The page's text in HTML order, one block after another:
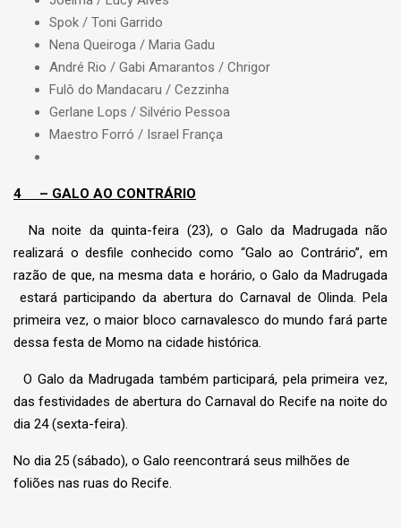
Spok / Toni Garrido
Nena Queiroga / Maria Gadu
André Rio / Gabi Amarantos / Chrigor
Fulô do Mandacaru / Cezzinha
Gerlane Lops / Silvério Pessoa
Maestro Forró / Israel França
4 – GALO AO CONTRÁRIO
Na noite da quinta-feira (23), o Galo da Madrugada não
realizará o desfile conhecido como “Galo ao Contrário”, em
razão de que, na mesma data e horário, o Galo da Madrugada
estará participando da abertura do Carnaval de Olinda. Pela
primeira vez, o maior bloco carnavalesco do mundo fará parte
dessa festa de Momo na cidade histórica.
O Galo da Madrugada também participará, pela primeira vez,
das festividades de abertura do Carnaval do Recife na noite do
dia 24 (sexta-feira).
No dia 25 (sábado), o Galo reencontrará seus milhões de
foliões nas ruas do Recife.